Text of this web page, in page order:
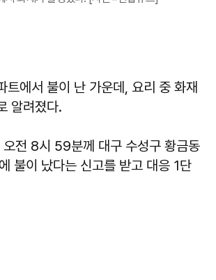
트에서 불이 난 가운데, 요리 중 화재
알려졌다.
오전 8시 59분께 대구 수성구 황금동
불이 났다는 신고를 받고 대응 1단